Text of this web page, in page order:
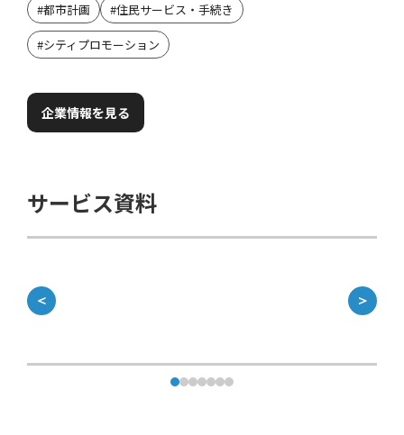
#都市計画 #住民サービス・手続き
#シティプロモーション
企業情報を見る
サービス資料
＜ ＞